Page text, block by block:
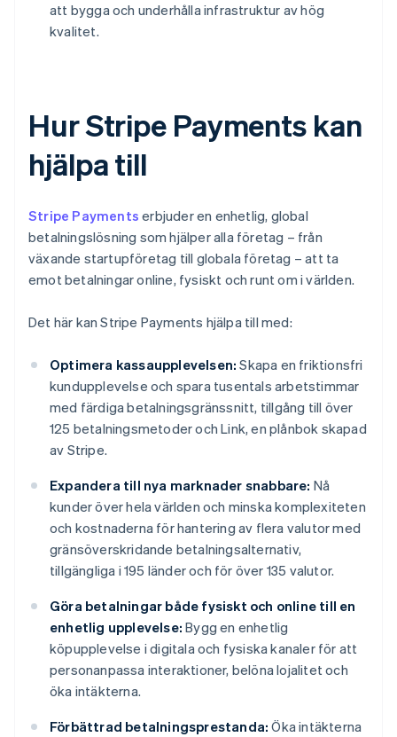
att bygga och underhålla infrastruktur av hög
kvalitet.
Hur Stripe Payments kan
hjälpa till
Stripe Payments erbjuder en enhetlig, global
betalningslösning som hjälper alla företag – från
växande startupföretag till globala företag – att ta
emot betalningar online, fysiskt och runt om i världen.
Det här kan Stripe Payments hjälpa till med:
Optimera kassaupplevelsen: Skapa en friktionsfri
kundupplevelse och spara tusentals arbetstimmar
med färdiga betalningsgränssnitt, tillgång till över
125 betalningsmetoder och Link, en plånbok skapad
av Stripe.
Expandera till nya marknader snabbare: Nå
kunder över hela världen och minska komplexiteten
och kostnaderna för hantering av flera valutor med
gränsöverskridande betalningsalternativ,
tillgängliga i 195 länder och för över 135 valutor.
Göra betalningar både fysiskt och online till en
enhetlig upplevelse: Bygg en enhetlig
köpupplevelse i digitala och fysiska kanaler för att
personanpassa interaktioner, belöna lojalitet och
öka intäkterna.
Förbättrad betalningsprestanda: Öka intäkterna